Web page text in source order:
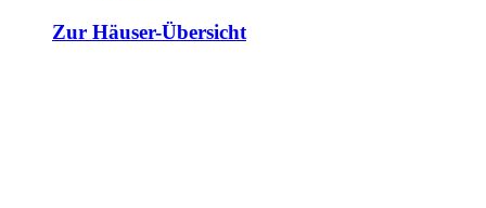
Zur Häuser-Übersicht